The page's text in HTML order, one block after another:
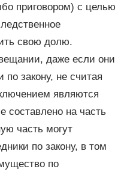
приговором) с целью
свою долю.
даже если они
закону, не считая
являются
составлено на часть
часть могут
по закону, в том
по